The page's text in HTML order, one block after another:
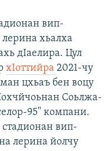
вип-
хьалха
дIаелира. Цул
хIоттийра 2021-чу
цхьаъ бен воцу
Соьлжа-
95" компани.
вип-
лерина йолчу